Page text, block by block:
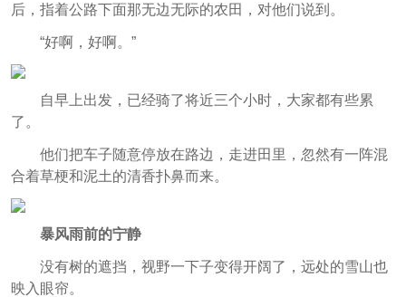
后，指着公路下面那无边无际的农田，对他们说到。
“好啊，好啊。”
自早上出发，已经骑了将近三个小时，大家都有些累
了。
他们把车子随意停放在路边，走进田里，忽然有一阵混
合着草梗和泥土的清香扑鼻而来。
暴风雨前的宁静
没有树的遮挡，视野一下子变得开阔了，远处的雪山也
映入眼帘。